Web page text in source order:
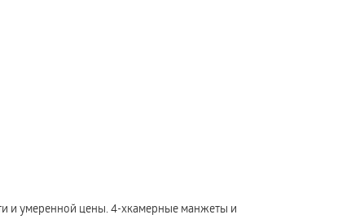
и умеренной цены. 4-хкамерные манжеты и